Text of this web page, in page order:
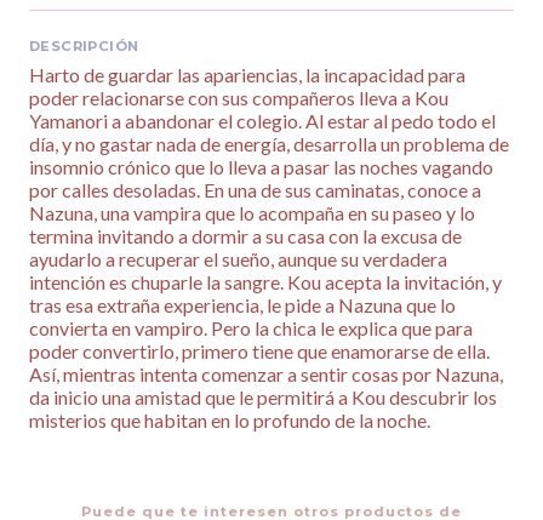
DESCRIPCIÓN
Harto de guardar las apariencias, la incapacidad para
poder relacionarse con sus compañeros lleva a Kou
Yamanori a abandonar el colegio. Al estar al pedo todo el
día, y no gastar nada de energía, desarrolla un problema de
insomnio crónico que lo lleva a pasar las noches vagando
por calles desoladas. En una de sus caminatas, conoce a
Nazuna, una vampira que lo acompaña en su paseo y lo
termina invitando a dormir a su casa con la excusa de
ayudarlo a recuperar el sueño, aunque su verdadera
intención es chuparle la sangre. Kou acepta la invitación, y
tras esa extraña experiencia, le pide a Nazuna que lo
convierta en vampiro. Pero la chica le explica que para
poder convertirlo, primero tiene que enamorarse de ella.
Así, mientras intenta comenzar a sentir cosas por Nazuna,
da inicio una amistad que le permitirá a Kou descubrir los
misterios que habitan en lo profundo de la noche.
Puede que te interesen otros productos de